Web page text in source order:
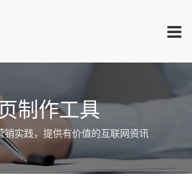
制作工具
销实践，提供有价值的互联网资讯